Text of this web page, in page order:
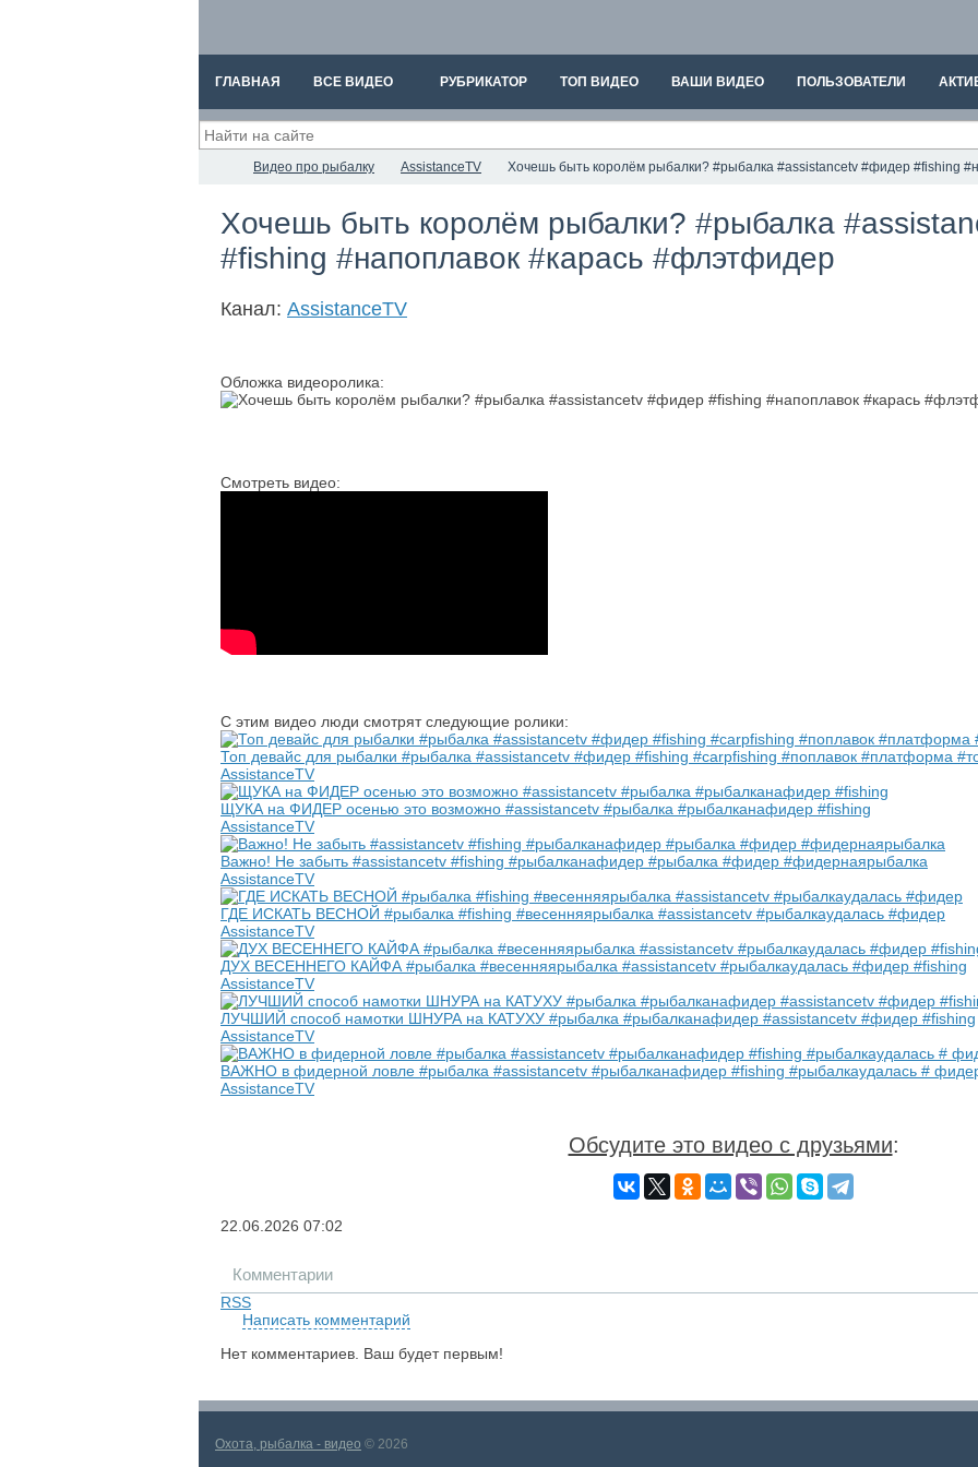
ГЛАВНАЯ ВСЕ ВИДЕО РУБРИКАТОР ТОП ВИДЕО ВАШИ ВИДЕО ПОЛЬЗОВАТЕЛИ
Видео про рыбалку AssistanceTV Хочешь быть королём рыбалки? #рыбалка #assistancetv #фидер #fishing
Хочешь быть королём рыбалки? #рыбалка
#fishing #напоплавок #карась #флэтфидер
Канал: AssistanceTV
Обложка видеоролика:
Смотреть видео:
С этим видео люди смотрят следующие ролики:
Топ девайс для рыбалки #рыбалка #assistancetv #фидер #fishing #carpfishing #поплавок #платформа
AssistanceTV
ЩУКА на ФИДЕР осенью это возможно #assistancetv #рыбалка #рыбалканафидер #fishing
AssistanceTV
Важно! Не забыть #assistancetv #fishing #рыбалканафидер #рыбалка #фидер #фидернаярыбалка
AssistanceTV
ГДЕ ИСКАТЬ ВЕСНОЙ #рыбалка #fishing #весенняярыбалка #assistancetv #рыбалкаудалась #фидер
AssistanceTV
ДУХ ВЕСЕННЕГО КАЙФА #рыбалка #весенняярыбалка #assistancetv #рыбалкаудалась #фидер #fishing
AssistanceTV
ЛУЧШИЙ способ намотки ШНУРА на КАТУХУ #рыбалка #рыбалканафидер #assistancetv #фидер #fishing
AssistanceTV
ВАЖНО в фидерной ловле #рыбалка #assistancetv #рыбалканафидер #fishing #рыбалкаудалась #
AssistanceTV
Обсудите это видео с друзьями:
22.06.2026 07:02
Комментарии
RSS
Написать комментарий
Нет комментариев. Ваш будет первым!
Охота, рыбалка - видео © 2026